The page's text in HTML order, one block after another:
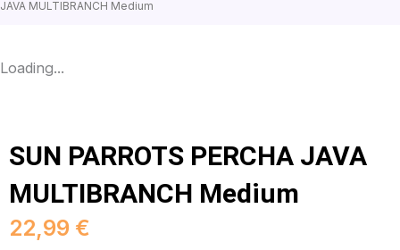
JAVA MULTIBRANCH Medium
Loading...
SUN PARROTS PERCHA JAVA
MULTIBRANCH Medium
22,99 €